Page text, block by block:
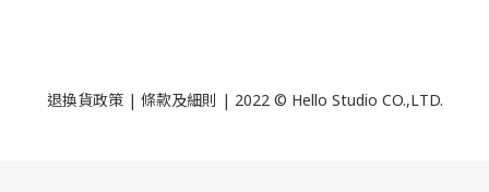
退換貨政策| 條款及細則 | 2022 © Hello Studio CO.,LTD.